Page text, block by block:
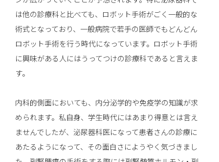
は他の診療科と比べても、ロボット手術がごく一般的な
術式となっており、一般病院で若手の医師でもどんどん
ロボット手術を行う時代になっています。ロボット手術
に興味がある人にはうってつけの診療科であると言えま
す。
内科的側面においても、内分泌学的や免疫学の知識が求
められます。私自身、学生時代にはあまり得意とは言え
ませんでしたが、泌尿器科医になって患者さんの診療に
あたるようになって、その面白さにようやく気づきまし